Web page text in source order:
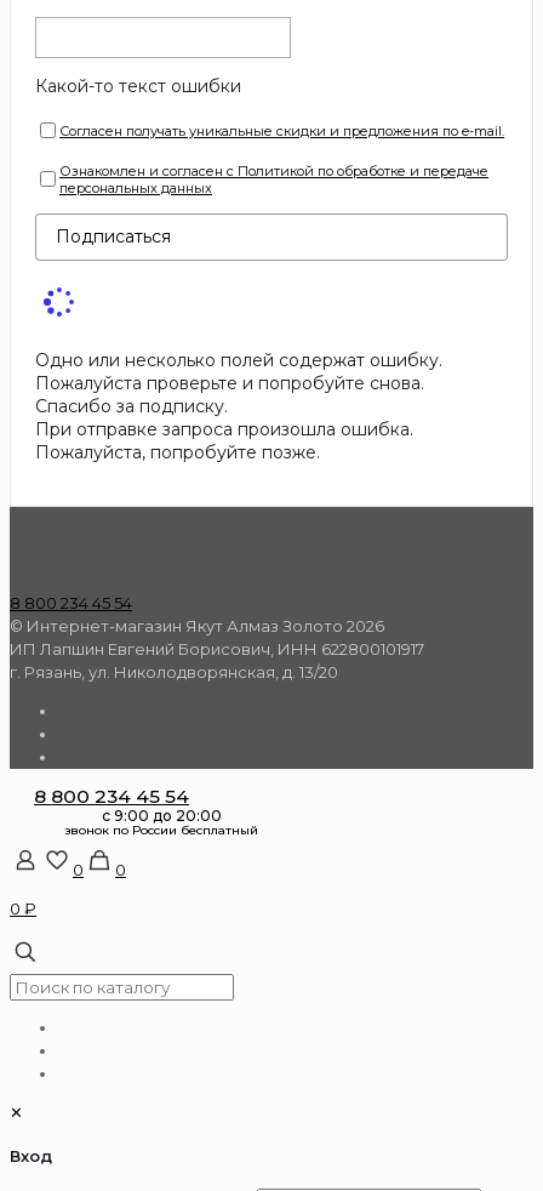
Какой-то текст ошибки
Согласен получать уникальные скидки и предложения по e-mail.
Ознакомлен и согласен с Политикой по обработке и передаче
персональных данных
Подписаться
Одно или несколько полей содержат ошибку.
Пожалуйста проверьте и попробуйте снова.
Спасибо за подписку.
При отправке запроса произошла ошибка.
Пожалуйста, попробуйте позже.
8 800 234 45 54
© Интернет-магазин Якут Алмаз Золото 2026
ИП Лапшин Евгений Борисович, ИНН 622800101917
г. Рязань, ул. Николодворянская, д. 13/20
8 800 234 45 54
0
0
0 ₽
✕
Вход